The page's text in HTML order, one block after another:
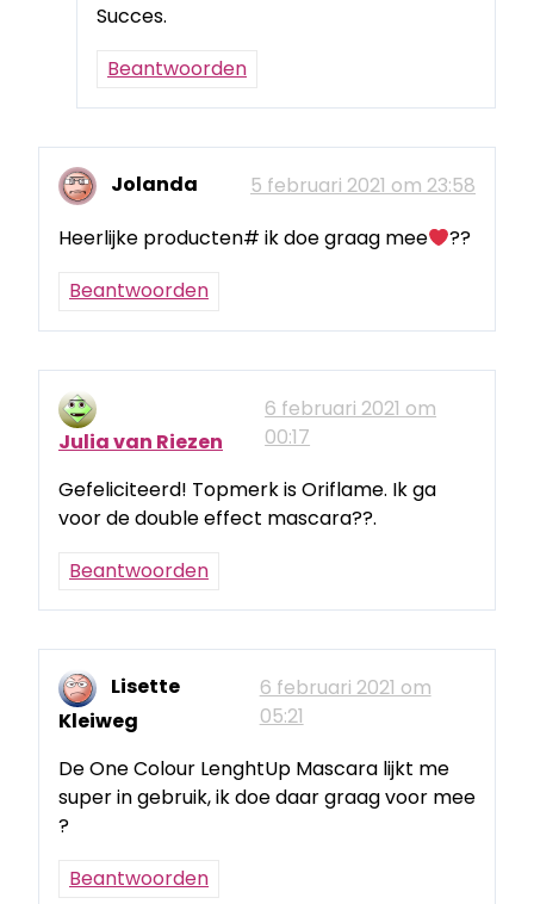
Succes.
Beantwoorden
Jolanda
5 februari 2021 om 23:58
Heerlijke producten# ik doe graag mee
??
Beantwoorden
Julia van Riezen
6 februari 2021 om
00:17
Gefeliciteerd! Topmerk is Oriflame. Ik ga
voor de double effect mascara??.
Beantwoorden
Lisette
Kleiweg
6 februari 2021 om
05:21
De One Colour LenghtUp Mascara lijkt me
super in gebruik, ik doe daar graag voor mee
?
Beantwoorden